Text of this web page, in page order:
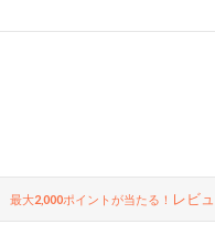
最大2,000ポイントが当たる！ レビ